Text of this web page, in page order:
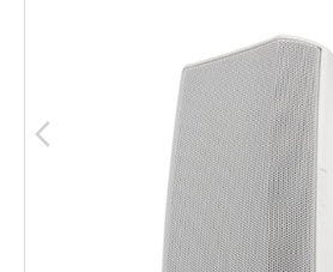
arrow_back_ios